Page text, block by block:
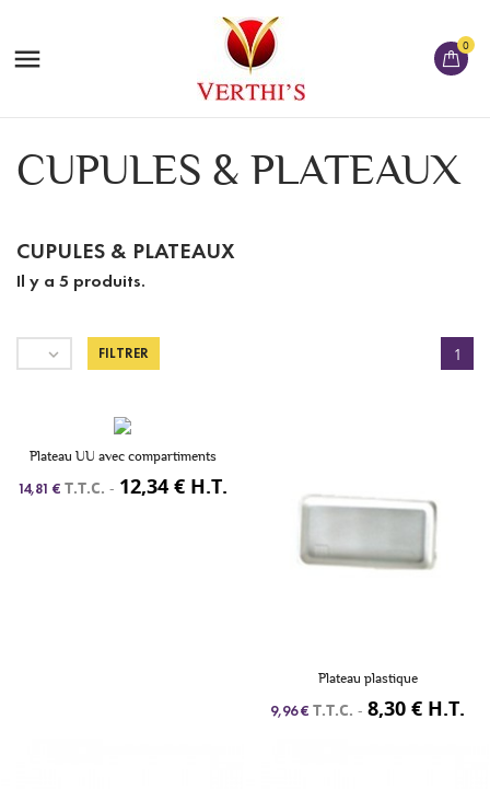
 0
CUPULES & PLATEAUX
CUPULES & PLATEAUX
Il y a 5 produits.
 FILTRER 1
Plateau UU avec compartiments
14,81 € T.T.C. - 12,34 € H.T.
Plateau plastique
9,96 € T.T.C. - 8,30 € H.T.